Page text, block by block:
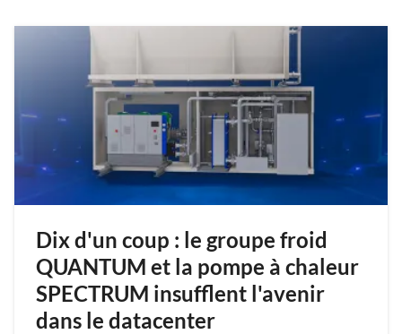
Dix d'un coup : le groupe froid
QUANTUM et la pompe à chaleur
SPECTRUM insufflent l'avenir
dans le datacenter